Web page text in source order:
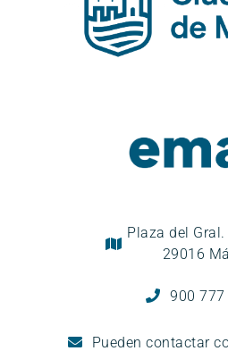
Plaza del
29016
900 777
Pueden contactar